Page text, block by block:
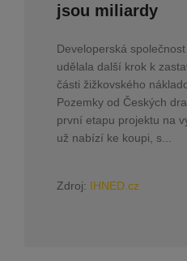
jsou miliardy
Developerská
udělala další krok k
části žižkovského
Pozemky od Českých
první etapu projektu na
už nabízí ke koupi, s...
Zdroj: IHNED.cz